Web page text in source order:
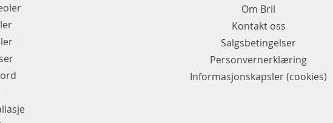
Om Bril
Kontakt oss
Salgsbetingelser
Personvernerklæring
Informasjonskapsler (cookies)